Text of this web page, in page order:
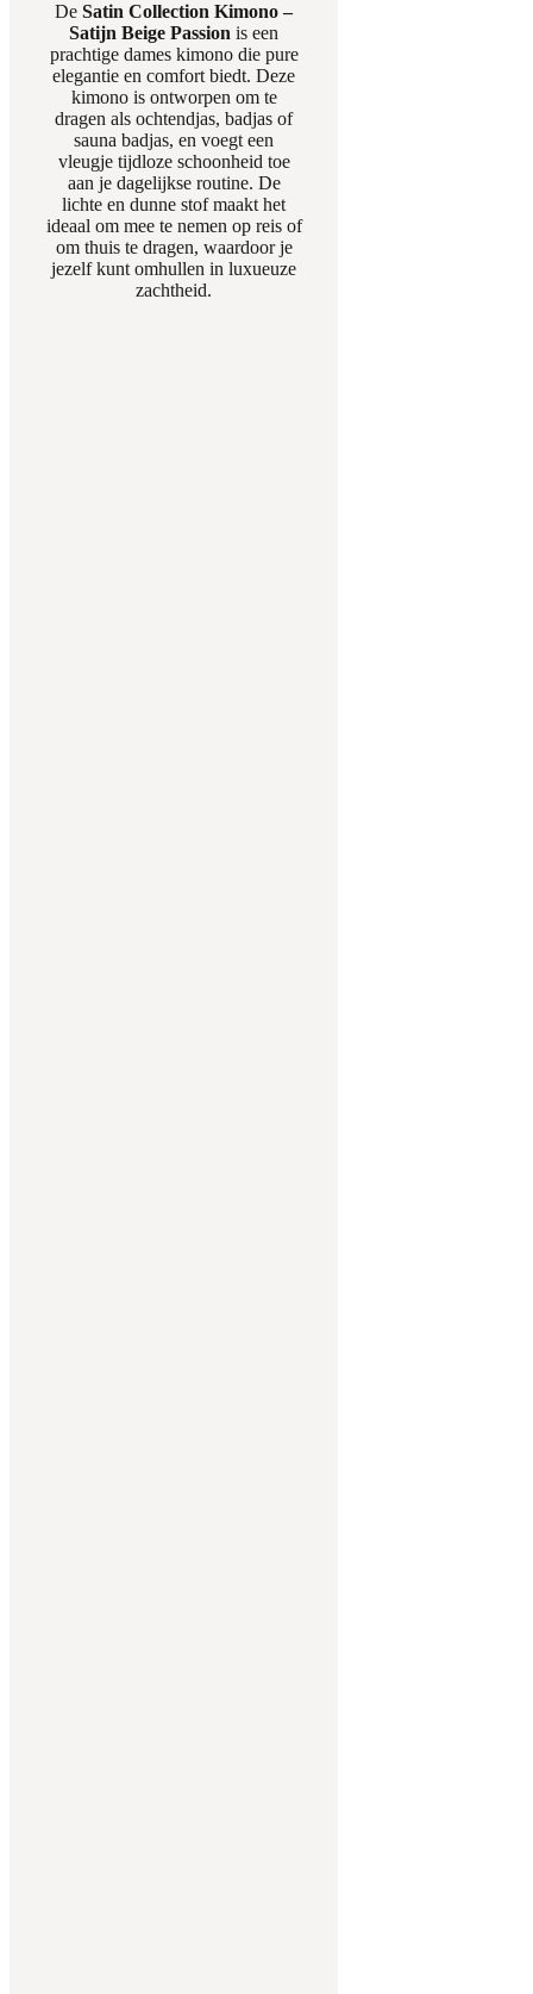
De Satin Collection Kimono –
Satijn Beige Passion is een
prachtige dames kimono die pure
elegantie en comfort biedt. Deze
kimono is ontworpen om te
dragen als ochtendjas, badjas of
sauna badjas, en voegt een
vleugje tijdloze schoonheid toe
aan je dagelijkse routine. De
lichte en dunne stof maakt het
ideaal om mee te nemen op reis of
om thuis te dragen, waardoor je
jezelf kunt omhullen in luxueuze
zachtheid.